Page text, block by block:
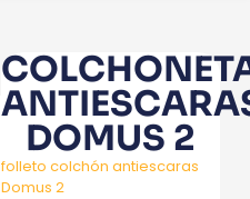
DOMUS 2
folleto colchón antiescaras
Domus 2